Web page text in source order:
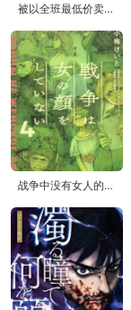
被以全班最低价卖掉的我，实际上数值最顶
战争中没有女人的面容